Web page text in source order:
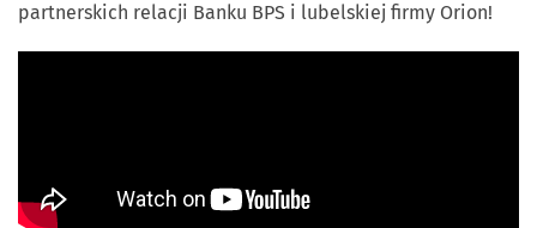
partnerskich relacji Banku BPS i lubelskiej firmy Orion!